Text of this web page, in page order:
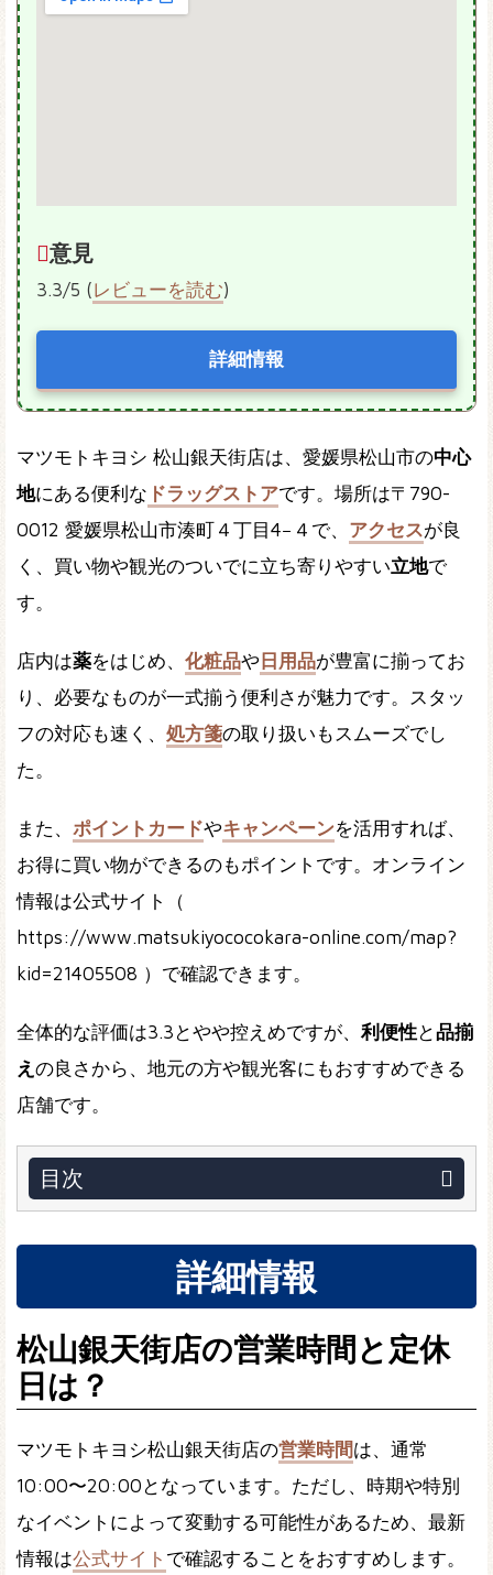
意見
3.3/5 (レビューを読む)
詳細情報
マツモトキヨシ 松山銀天街店は、愛媛県松山市の中心
地にある便利な ドラッグストアです。場所は〒790-
0012 愛媛県松山市湊町４丁目4−４で、 アクセスが良
く、買い物や観光のついでに立ち寄りやすい立地で
す。
店内は薬をはじめ、 化粧品や 日用品が豊富に揃ってお
り、必要なものが一式揃う便利さが魅力です。スタッ
フの対応も速く、 処方箋の取り扱いもスムーズでし
た。
また、 ポイントカードやキャンペーンを活用すれば、
お得に買い物ができるのもポイントです。オンライン
情報は公式サイト（
https://www.matsukiyococokara-online.com/map?
kid=21405508 ）で確認できます。
全体的な評価は3.3とやや控えめですが、 利便性と品揃
え の良さから、地元の方や観光客にもおすすめできる
店舗です。
目次
詳細情報
松山銀天街店の営業時間と定休
日は？
マツモトキヨシ松山銀天街店の営業時間は、通常
10:00〜20:00となっています。ただし、時期や特別
なイベントによって変動する可能性があるため、最新
情報は公式サイト で確認することをおすすめします。